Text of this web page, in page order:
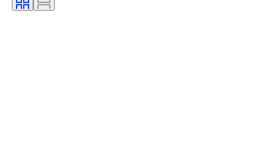
Livello di riempimento del vino